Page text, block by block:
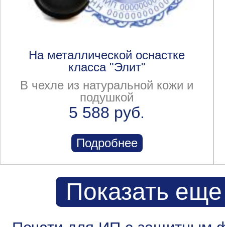
На металлической оснастке
класса "Элит"
В чехле из натуральной кожи и
подушкой
5 588 руб.
Подробнее
Показать